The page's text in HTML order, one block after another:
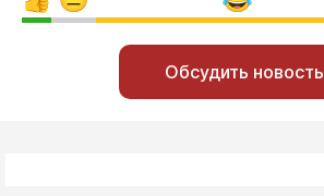
Обсудить новость